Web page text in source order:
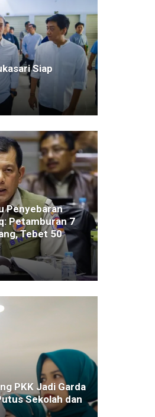
Siap
Penyebaran
Petamburan 7
Tebet 50
PKK Jadi Garda
Sekolah dan